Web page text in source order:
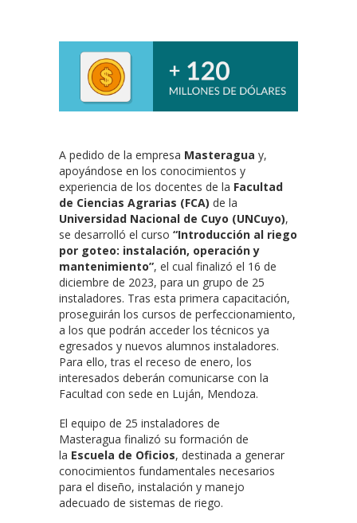
A pedido de la empresa Masteragua y,
apoyándose en los conocimientos y
experiencia de los docentes de la Facultad
de Ciencias Agrarias (FCA) de la
Universidad Nacional de Cuyo (UNCuyo),
se desarrolló el curso “Introducción al riego
por goteo: instalación, operación y
mantenimiento”, el cual finalizó el 16 de
diciembre de 2023, para un grupo de 25
instaladores. Tras esta primera capacitación,
proseguirán los cursos de perfeccionamiento,
a los que podrán acceder los técnicos ya
egresados y nuevos alumnos instaladores.
Para ello, tras el receso de enero, los
interesados deberán comunicarse con la
Facultad con sede en Luján, Mendoza.
El equipo de 25 instaladores de
Masteragua finalizó su formación de
la Escuela de Oficios, destinada a generar
conocimientos fundamentales necesarios
para el diseño, instalación y manejo
adecuado de sistemas de riego.